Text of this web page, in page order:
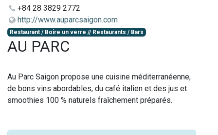
+84 28 3829 2772
http://www.auparcsaigon.com
Restaurant / Boire un verre // Restaurants / Bars
AU PARC
Au Parc Saigon propose une cuisine méditerranéenne,
de bons vins abordables, du café italien et des jus et
smoothies 100 % naturels fraîchement préparés.